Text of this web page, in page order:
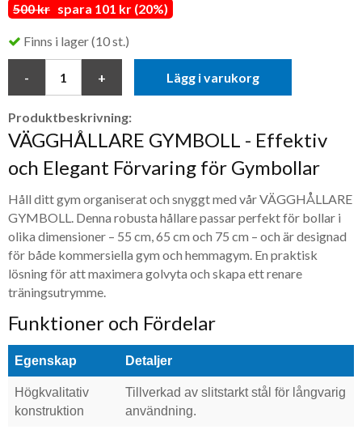
500 kr spara 101 kr (20%)
Finns i lager (10 st.)
Lägg i varukorg
Produktbeskrivning:
VÄGGHÅLLARE GYMBOLL - Effektiv
och Elegant Förvaring för Gymbollar
Håll ditt gym organiserat och snyggt med vår VÄGGHÅLLARE
GYMBOLL. Denna robusta hållare passar perfekt för bollar i
olika dimensioner – 55 cm, 65 cm och 75 cm – och är designad
för både kommersiella gym och hemmagym. En praktisk
lösning för att maximera golvyta och skapa ett renare
träningsutrymme.
Funktioner och Fördelar
Egenskap Detaljer
Högkvalitativ
konstruktion
Tillverkad av slitstarkt stål för långvarig
användning.